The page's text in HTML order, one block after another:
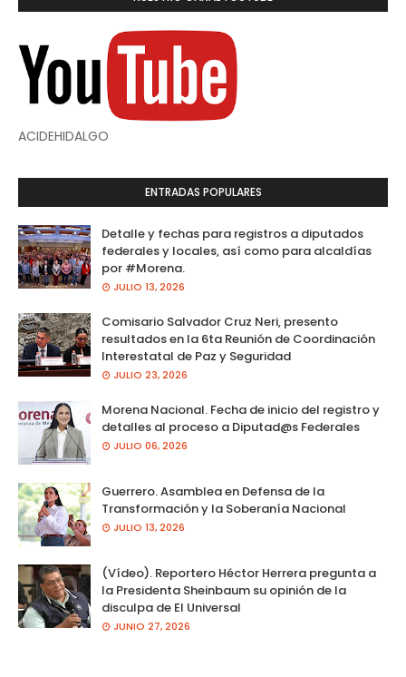
ACIDEHIDALGO
ENTRADAS POPULARES
Detalle y fechas para registros a diputados
federales y locales, así como para alcaldías
por #Morena.
JULIO 13, 2026
Comisario Salvador Cruz Neri, presento
resultados en la 6ta Reunión de Coordinación
Interestatal de Paz y Seguridad
JULIO 23, 2026
Morena Nacional. Fecha de inicio del registro y
detalles al proceso a Diputad@s Federales
JULIO 06, 2026
Guerrero. Asamblea en Defensa de la
Transformación y la Soberanía Nacional
JULIO 13, 2026
(Vídeo). Reportero Héctor Herrera pregunta a
la Presidenta Sheinbaum su opinión de la
disculpa de El Universal
JUNIO 27, 2026